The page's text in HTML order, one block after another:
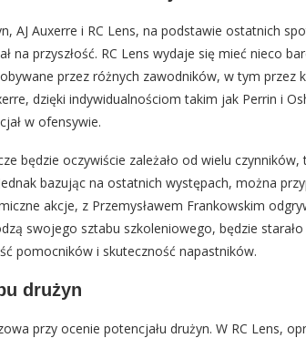
AJ Auxerre i RC Lens, na podstawie ostatnich
przyszłość. RC Lens wydaje się mieć nieco
przez różnych zawodników, w tym przez
dzięki indywidualnościom takim jak Perrin i
w ofensywie.
będzie oczywiście zależało od wielu
bazując na ostatnich występach, można
akcje, z Przemysławem Frankowskim
swojego sztabu szkoleniowego, będzie
pomocników i skuteczność napastników.
drużyn
przy ocenie potencjału drużyn. W RC Lens,